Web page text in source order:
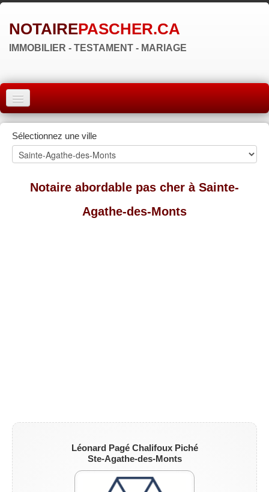
NOTAIREPASCHER.CA
IMMOBILIER - TESTAMENT - MARIAGE
ACCUEIL
MONTRÉAL
QUÉBEC
LAVAL
Sélectionnez une ville
Notaire abordable pas cher à Sainte-
Agathe-des-Monts
Léonard Pagé Chalifoux Piché
Ste-Agathe-des-Monts